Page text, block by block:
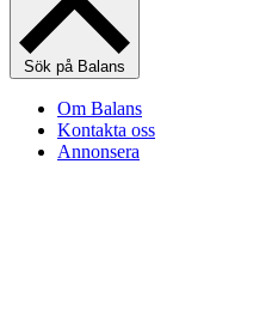
Sök på Balans
Om Balans
Kontakta oss
Annonsera